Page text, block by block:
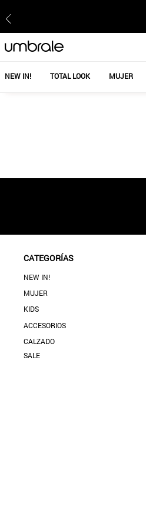
NEW IN! TOTAL LOOK MUJER
CATEGORÍAS
NEW IN!
MUJER
KIDS
ACCESORIOS
CALZADO
SALE